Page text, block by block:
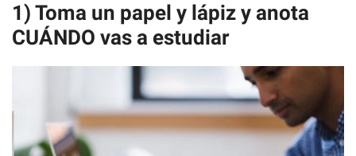
1) Toma un papel y lápiz y anota
CUÁNDO vas a estudiar